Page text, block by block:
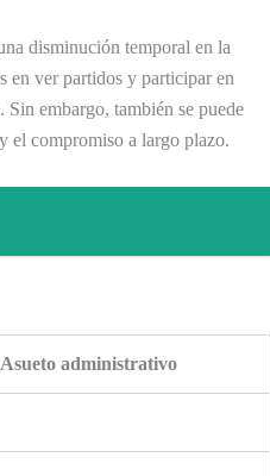
disminución temporal en la
en ver partidos y participar en
Sin embargo, también se puede
el compromiso a largo plazo.
Asueto administrativo